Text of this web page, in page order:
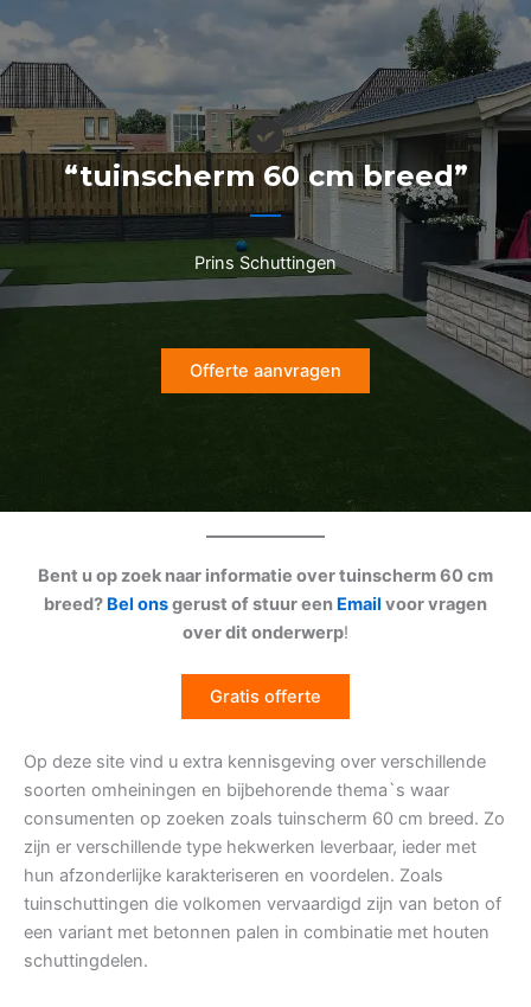
naar
de
inhoud
“tuinscherm 60 cm breed”
Prins Schuttingen
Offerte aanvragen
Bent u op zoek naar informatie over tuinscherm 60 cm
breed? Bel onsgerust of stuur een Email voor vragen
over dit onderwerp!
Gratis offerte
Op deze site vind u extra kennisgeving over verschillende
soorten omheiningen en bijbehorende thema`s waar
consumenten op zoeken zoals tuinscherm 60 cm breed. Zo
zijn er verschillende type hekwerken leverbaar, ieder met
hun afzonderlijke karakteriseren en voordelen. Zoals
tuinschuttingen die volkomen vervaardigd zijn van beton of
een variant met betonnen palen in combinatie met houten
schuttingdelen.